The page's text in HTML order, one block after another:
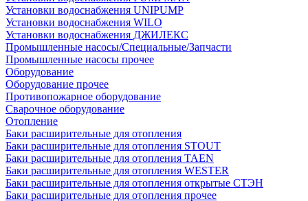
Установки водоснабжения UNIPUMP
Установки водоснабжения WILO
Установки водоснабжения ДЖИЛЕКС
Промышленные насосы/Специальные/Запчасти
Промышленные насосы прочее
Оборудование
Оборудование прочее
Противопожарное оборудование
Сварочное оборудование
Отопление
Баки расширительные для отопления
Баки расширительные для отопления STOUT
Баки расширительные для отопления TAEN
Баки расширительные для отопления WESTER
Баки расширительные для отопления открытые СТЭН
Баки расширительные для отопления прочее